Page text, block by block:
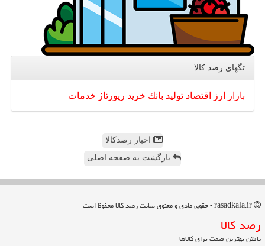
تگهای رصد كالا
بازار ارز اقتصاد تولید بانك خرید رپورتاژ خدمات
اخبار رصدکالا
بازگشت به صفحه اصلی
رصد كالا
یافتن بهترین قیمت برای کالاها